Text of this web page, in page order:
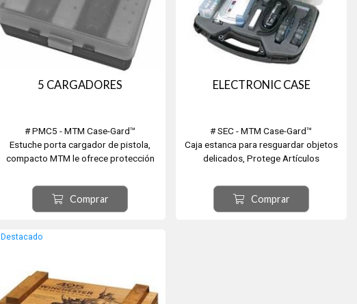
5 CARGADORES
# PMC5 - MTM Case-Gard™
Estuche porta cargador de pistola,
compacto MTM le ofrece protección
bifilares estándar en un contenedor
apilable y fácil de ver. Proteje
Comprar
ELECTRONIC CASE
# SEC - MTM Case-Gard™
Caja estanca para resguardar objetos
delicados, Protege Artículos
etc. Medidas 33cm x 25cm x 8cm
Comprar
Destacado